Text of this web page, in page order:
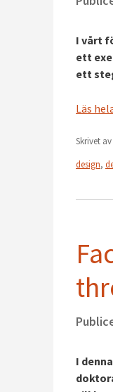
I vårt
ett
ett
Läs
Skrivet av
design,
I